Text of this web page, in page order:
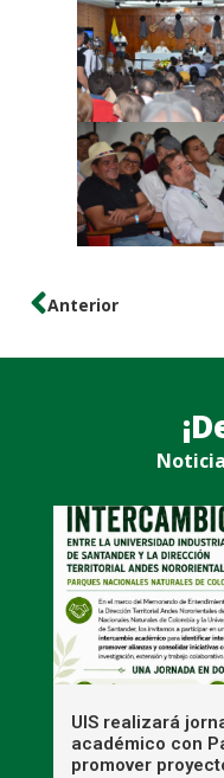
Anterior
UIS realizará
académico con
promover